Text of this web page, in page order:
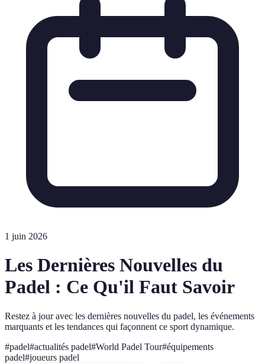
1 juin 2026
Les Dernières Nouvelles du
Padel : Ce Qu'il Faut Savoir
Restez à jour avec les dernières nouvelles du padel, les événements
marquants et les tendances qui façonnent ce sport dynamique.
#padel#actualités padel#World Padel Tour#équipements
padel#joueurs padel